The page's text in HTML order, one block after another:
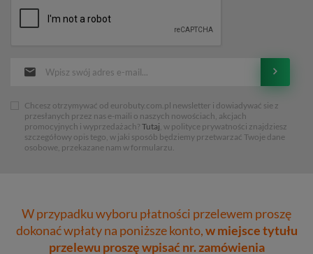
Chcesz otrzymywać od eurobuty.com.pl newsletter i dowiadywać sie z
przesłanych przez nas e-maili o naszych nowościach, akcjach
promocyjnych i wyprzedażach? Tutaj , w polityce prywatności znajdziesz
szczegółowy opis tego, w jaki sposób będziemy przetwarzać Twoje dane
osobowe, przekazane nam w formularzu.
W przypadku wyboru płatności przelewem proszę
dokonać wpłaty na poniższe konto,w miejsce tytułu
przelewu proszę wpisać nr. zamówienia